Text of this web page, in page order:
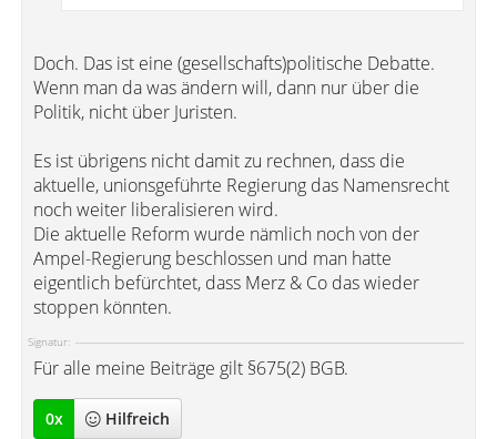
Doch. Das ist eine (gesellschafts)politische Debatte.
Wenn man da was ändern will, dann nur über die
Politik, nicht über Juristen.
Es ist übrigens nicht damit zu rechnen, dass die
aktuelle, unionsgeführte Regierung das Namensrecht
noch weiter liberalisieren wird.
Die aktuelle Reform wurde nämlich noch von der
Ampel-Regierung beschlossen und man hatte
eigentlich befürchtet, dass Merz & Co das wieder
stoppen könnten.
Signatur:
Für alle meine Beiträge gilt §675(2) BGB.
0x Hilfreich